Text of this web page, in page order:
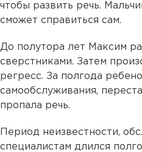
чтобы развить речь.
сможет справиться сам.
До полутора лет Максим
сверстниками. Затем
регресс. За полгода
самообслуживания,
пропала речь.
Период неизвестности,
специалистам длился